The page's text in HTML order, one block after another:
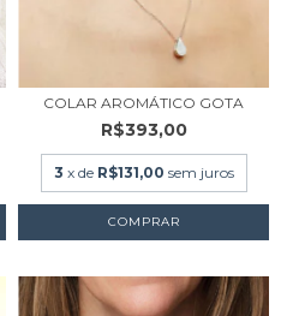
COLAR AROMÁTICO GOTA
R$393,00
3 x de R$131,00 sem juros